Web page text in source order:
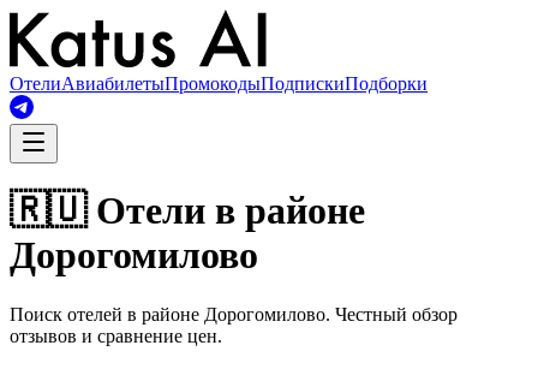
ОтелиАвиабилетыПромокодыПодпискиПодборки
🇷🇺 Отели в районе
Дорогомилово
Поиск отелей в районе Дорогомилово. Честный обзор
отзывов и сравнение цен.